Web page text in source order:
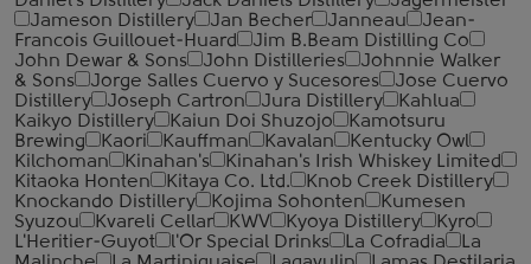
Jameson Distillery
Jan Becher Janneau
Jean-
Francois Guillouet-Huard
Jim B.Beam Distilling Co
John Dewar & Sons
John Distilleries
Johnnie Walker
& Sons
Jorge Salles Cuervo y Sucesores
Jose Cuervo
Distillery
Joseph Cartron Jura Distillery
Kahlua
Kaikyo Distillery
Kaiun Doi Shuzojo
Kamotsuru
Brewing
Kaori Kauffman Kavalan
Kentucky Owl
Kilchoman
Kinahan's
Kinahan's Irish Whiskey Limited
Kitaoka Honten
Kitaya Co. Ltd.
Knob Creek Distillery
Knockando Distillery
Kojima Sohonten
Kumesen
Syuzou
Kvareli Cellar KWV Kyoya Distillery
Kyro
L'Heritier-Guyot
l'Or Special Drinks La Cofradia
La